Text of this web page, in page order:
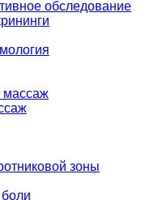
обследование
массаж
зоны